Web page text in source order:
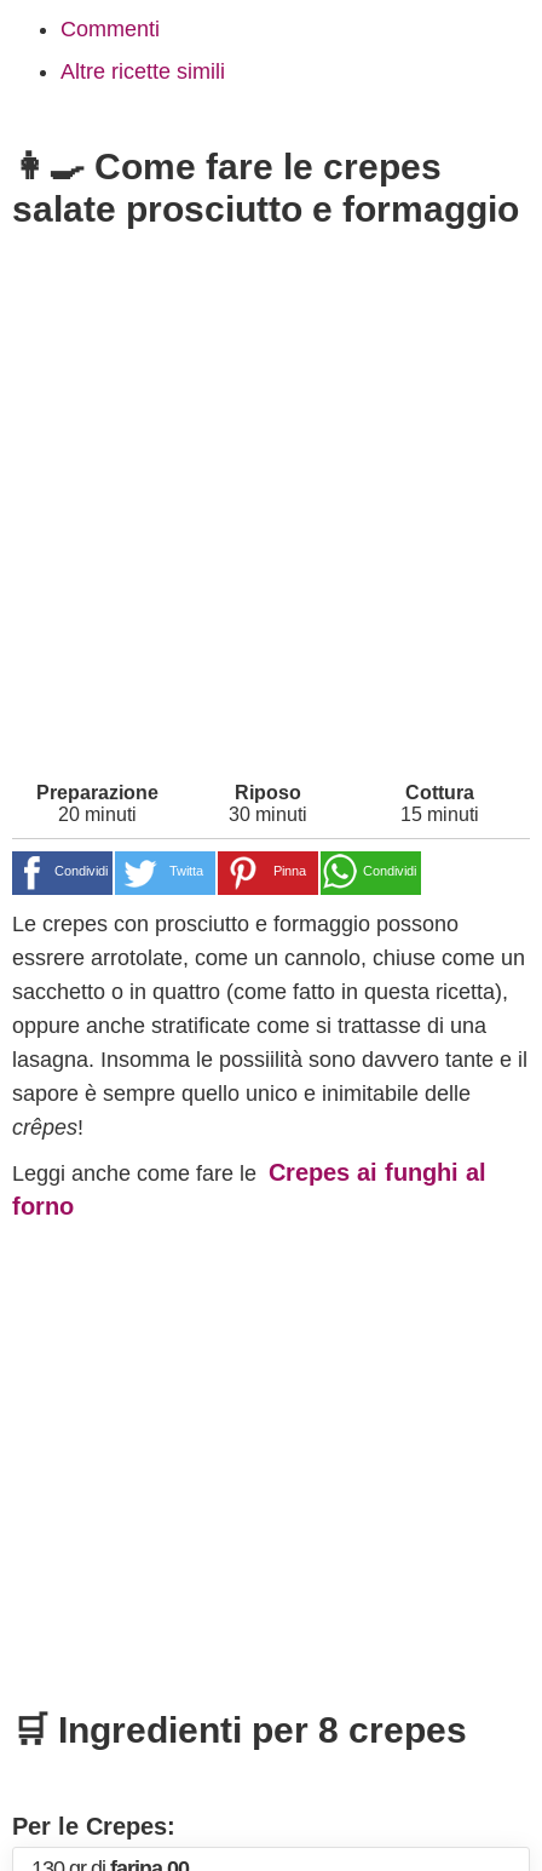
Commenti
Altre ricette simili
👩‍🍳 Come fare le crepes
salate prosciutto e formaggio
20 minuti 30 minuti 15 minuti
Condividi Twitta Pinna Condividi
Le crepes con prosciutto e formaggio possono
essrere arrotolate, come un cannolo, chiuse come un
sacchetto o in quattro (come fatto in questa ricetta),
oppure anche stratificate come si trattasse di una
lasagna. Insomma le possiilità sono davvero tante e il
sapore è sempre quello unico e inimitabile delle
crêpes!
Leggi anche come fare le Crepes ai funghi al
forno
🛒 Ingredienti per 8 crepes
Per le Crepes: